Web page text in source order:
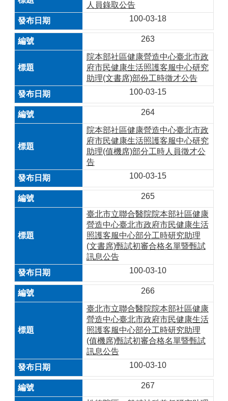
人員錄取公告
100-03-18
263
院本部社區健康營造中心臺北市政
府市民健康生活照護客服中心研究
助理(文書席)部份工時徵才公告
100-03-15
264
院本部社區健康營造中心臺北市政
府市民健康生活照護客服中心研究
助理(值機席)部分工時人員徵才公
告
100-03-15
265
臺北市立聯合醫院院本部社區健康
營造中心臺北市政府市民健康生活
照護客服中心部分工時研究助理
(文書席)甄試初審合格名單暨甄試
訊息公告
100-03-10
266
臺北市立聯合醫院院本部社區健康
營造中心臺北市政府市民健康生活
照護客服中心部分工時研究助理
(值機席)甄試初審合格名單暨甄試
訊息公告
100-03-10
267